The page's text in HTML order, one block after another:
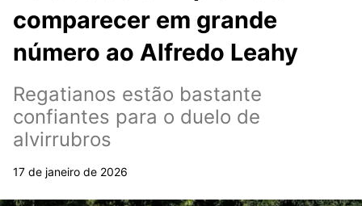
comparecer em grande
número ao Alfredo Leahy
Regatianos estão bastante
confiantes para o duelo de
alvirrubros
17 de janeiro de 2026